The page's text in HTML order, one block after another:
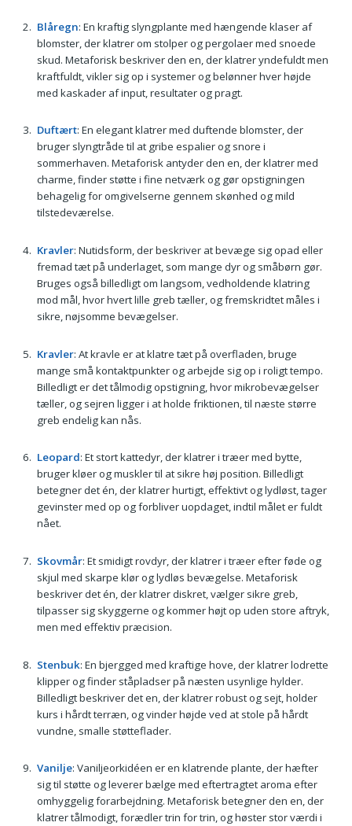
Blåregn: En kraftig slyngplante med hængende klaser af
blomster, der klatrer om stolper og pergolaer med snoede
skud. Metaforisk beskriver den en, der klatrer yndefuldt men
kraftfuldt, vikler sig op i systemer og belønner hver højde
med kaskader af input, resultater og pragt.
Duftært: En elegant klatrer med duftende blomster, der
bruger slyngtråde til at gribe espalier og snore i
sommerhaven. Metaforisk antyder den en, der klatrer med
charme, finder støtte i fine netværk og gør opstigningen
behagelig for omgivelserne gennem skønhed og mild
tilstedeværelse.
Kravler: Nutidsform, der beskriver at bevæge sig opad eller
fremad tæt på underlaget, som mange dyr og småbørn gør.
Bruges også billedligt om langsom, vedholdende klatring
mod mål, hvor hvert lille greb tæller, og fremskridtet måles i
sikre, nøjsomme bevægelser.
Kravler: At kravle er at klatre tæt på overfladen, bruge
mange små kontaktpunkter og arbejde sig op i roligt tempo.
Billedligt er det tålmodig opstigning, hvor mikrobevægelser
tæller, og sejren ligger i at holde friktionen, til næste større
greb endelig kan nås.
Leopard: Et stort kattedyr, der klatrer i træer med bytte,
bruger kløer og muskler til at sikre høj position. Billedligt
betegner det én, der klatrer hurtigt, effektivt og lydløst, tager
gevinster med op og forbliver uopdaget, indtil målet er fuldt
nået.
Skovmår: Et smidigt rovdyr, der klatrer i træer efter føde og
skjul med skarpe klør og lydløs bevægelse. Metaforisk
beskriver det én, der klatrer diskret, vælger sikre greb,
tilpasser sig skyggerne og kommer højt op uden store aftryk,
men med effektiv præcision.
Stenbuk: En bjergged med kraftige hove, der klatrer lodrette
klipper og finder ståpladser på næsten usynlige hylder.
Billedligt beskriver det en, der klatrer robust og sejt, holder
kurs i hårdt terræn, og vinder højde ved at stole på hårdt
vundne, smalle støtteflader.
Vanilje: Vaniljeorkidéen er en klatrende plante, der hæfter
sig til støtte og leverer bælge med eftertragtet aroma efter
omhyggelig forarbejdning. Metaforisk betegner den en, der
klatrer tålmodigt, forædler trin for trin, og høster stor værdi i